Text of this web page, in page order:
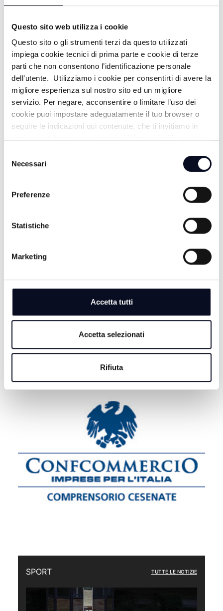
Questo sito web utilizza i cookie
Questo sito o gli strumenti terzi da questo utilizzati
impiega cookie tecnici di prima parte e cookie di terze
parti che non consentono l’identificazione personale
dell’utente. Utilizziamo i cookie per consentirti di avere la
migliore esperienza sul nostro sito ed un migliore
servizio. Per negare, acconsentire o limitare l’uso dei
cookie puoi impostare adeguatamente il tuo browser o
seguire le indicazioni qui contenute, che ti invitiamo in
delNecessari
Preferenze
Statistiche
Marketing
Accetta tutti
Accetta selezionati
Rifiuta
ALTRE NOTIZIE TUTTE LE NOTIZIE
RIMINI: Ricercato dall’Interpol, arrestato un 51enne
9 AGOSTO 2026
METEO: Cielo nuvoloso e brezza leggera a Bologna
SPORT TUTTE LE NOTIZIE